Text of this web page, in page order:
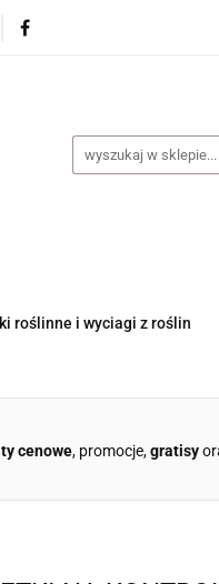
opakowania Blog
roślinne i wyciagi z roślin
cenowe, promocje,gratisy